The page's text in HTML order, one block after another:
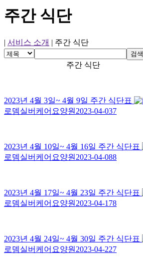
주간 식단
| 서비스 소개 | 주간 식단
검색
주간 식단
2023년 4월 3일~ 4월 9일 주간 식단표
로뎀실버케어요양원 2023-04-037
2023년 4월 10일~ 4월 16일 주간 식단표
로뎀실버케어요양원 2023-04-088
2023년 4월 17일~ 4월 23일 주간 식단표
로뎀실버케어요양원 2023-04-178
2023년 4월 24일~ 4월 30일 주간 식단표
로뎀실버케어요양원 2023-04-227